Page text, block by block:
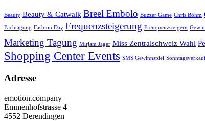
Beauty Beauty & Catwalk Breel Embolo Buzzer Game Chris Böhm
Fachtagung Fashion Day Frequenzsteigerung Freuquenzsteigern
Marketing Tagung Mirjam Jäger Miss Zentralschweiz Wahl
Shopping Center Events SMS Gewinnspiel
Adresse
emotion.company
Emmenhofstrasse 4
4552 Derendingen